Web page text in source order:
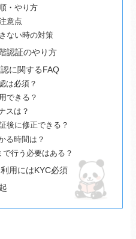
・やり方
意点
ない時の対策
認証のやり方
に関するFAQ
は必須？
できる？
スは？
後に修正できる？
る時間は？
行う必要はある？
用にはKYC必須